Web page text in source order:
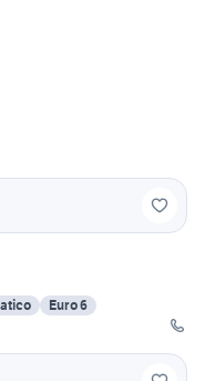
Euro 6